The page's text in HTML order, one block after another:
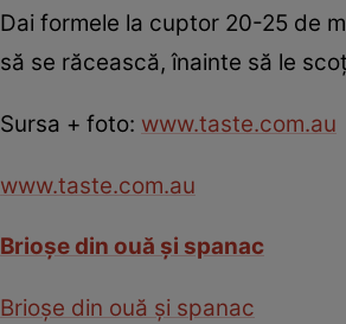
Dai formele la cuptor 20-25 de
să se răcească, înainte să le
Sursa + foto: www.taste.com.au
www.taste.com.au
Brioşe din ouă şi spanac
Brioşe din ouă şi spanac